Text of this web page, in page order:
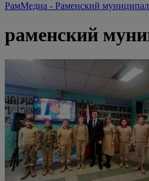
РамМедиа - Раменский
раменский